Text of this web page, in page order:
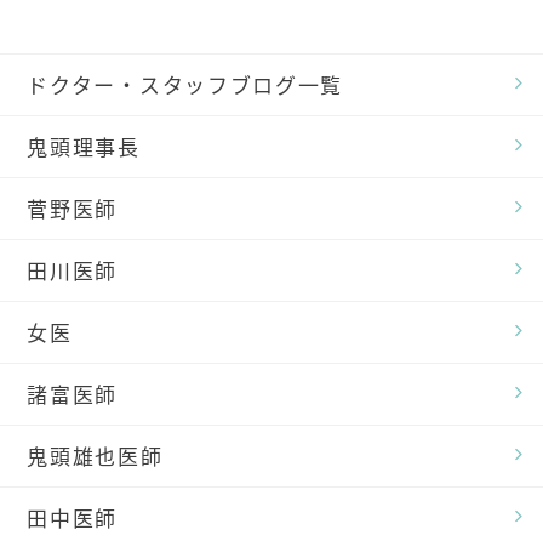
ドクター・スタッフブログ一覧
鬼頭理事長
菅野医師
田川医師
女医
諸富医師
鬼頭雄也医師
田中医師